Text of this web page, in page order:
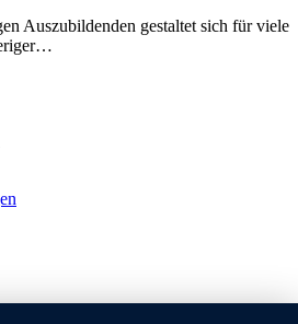
Auszubildenden gestaltet sich für viele